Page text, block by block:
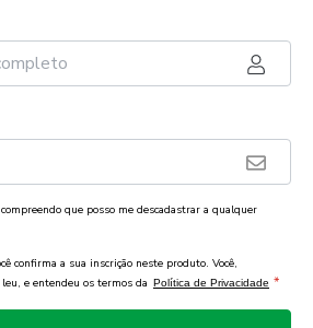
que posso me descadastrar a qualquer
confirma a sua inscrição neste produto. Você,
e entendeu os termos da Política de Privacidade *